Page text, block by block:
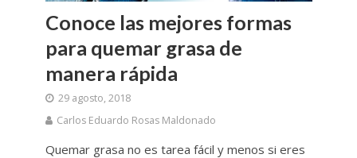
Conoce las mejores formas
para quemar grasa de
manera rápida
29 agosto, 2018
Carlos Eduardo Rosas Maldonado
Quemar grasa no es tarea fácil y menos si eres